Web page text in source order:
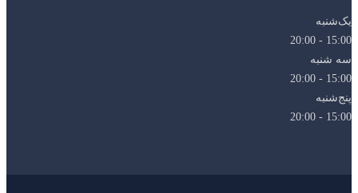
یک‌شنبه
15:00 - 20:00
سه شنبه
15:00 - 20:00
پنج‌شنبه
15:00 - 20:00